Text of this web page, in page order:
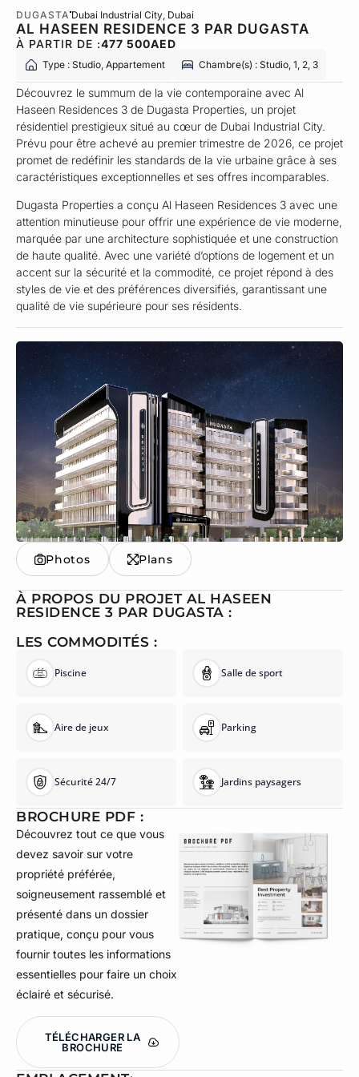
DUGASTA Dubai Industrial City , Dubai
AL HASEEN RESIDENCE 3 PAR DUGASTA
À PARTIR DE :477 500AED
Type : Studio, Appartement Chambre(s) : Studio, 1, 2, 3
Découvrez le summum de la vie contemporaine avec Al
Haseen Residences 3 de Dugasta Properties, un projet
résidentiel prestigieux situé au cœur de Dubai Industrial City.
Prévu pour être achevé au premier trimestre de 2026, ce projet
promet de redéfinir les standards de la vie urbaine grâce à ses
caractéristiques exceptionnelles et ses offres incomparables.
Dugasta Properties a conçu Al Haseen Residences 3 avec une
attention minutieuse pour offrir une expérience de vie moderne,
marquée par une architecture sophistiquée et une construction
de haute qualité. Avec une variété d’options de logement et un
accent sur la sécurité et la commodité, ce projet répond à des
styles de vie et des préférences diversifiés, garantissant une
qualité de vie supérieure pour ses résidents.
Photos Plans
À PROPOS DU PROJET AL HASEEN
RESIDENCE 3 PAR DUGASTA :
LES COMMODITÉS :
Piscine Salle de sport
Aire de jeux Parking
Sécurité 24/7 Jardins paysagers
BROCHURE PDF :
Découvrez tout ce que vous
devez savoir sur votre
propriété préférée,
soigneusement rassemblé et
présenté dans un dossier
pratique, conçu pour vous
fournir toutes les informations
essentielles pour faire un choix
éclairé et sécurisé.
TÉLÉCHARGER LA
BROCHURE